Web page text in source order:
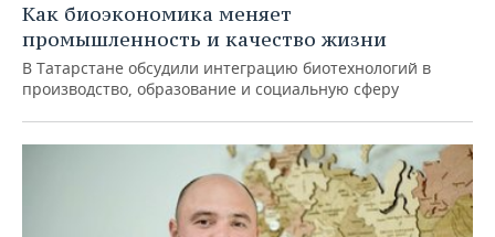
Как биоэкономика меняет
промышленность и качество жизни
В Татарстане обсудили интеграцию биотехнологий в
производство, образование и социальную сферу